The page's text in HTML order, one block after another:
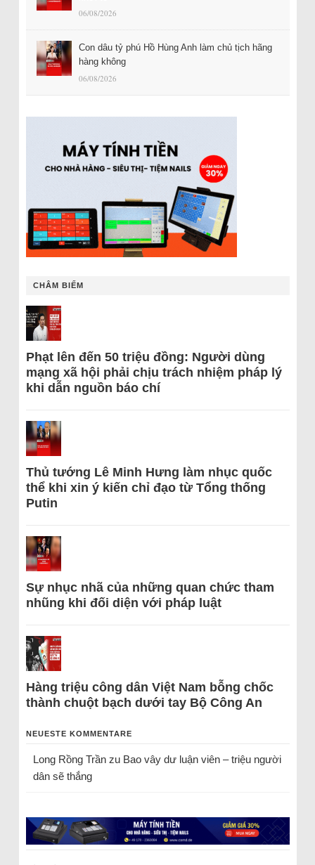
06/08/2026
Con dâu tỷ phú Hồ Hùng Anh làm chủ tịch hãng
hàng không
06/08/2026
CHÂM BIẾM
Phạt lên đến 50 triệu đồng: Người dùng
mạng xã hội phải chịu trách nhiệm pháp lý
khi dẫn nguồn báo chí
Thủ tướng Lê Minh Hưng làm nhục quốc
thể khi xin ý kiến chỉ đạo từ Tổng thống
Putin
Sự nhục nhã của những quan chức tham
nhũng khi đối diện với pháp luật
Hàng triệu công dân Việt Nam bỗng chốc
thành chuột bạch dưới tay Bộ Công An
NEUESTE KOMMENTARE
Long Rồng Trầnzu Bao vây dư luận viên – triệu người
dân sẽ thắng